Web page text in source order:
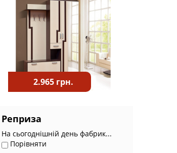
2.965 грн.
Реприза
На сьогоднішній день фабрик...
Порівняти